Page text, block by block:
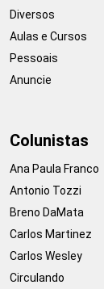
Diversos
Aulas e Cursos
Pessoais
Anuncie
Colunistas
Ana Paula Franco
Antonio Tozzi
Breno DaMata
Carlos Martinez
Carlos Wesley
Circulando